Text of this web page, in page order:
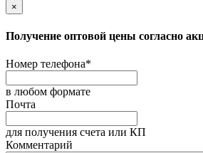
×
Получение оптовой цены согласно
Номер телефона*
в любом формате
Почта
для получения счета или КП
Комментарий